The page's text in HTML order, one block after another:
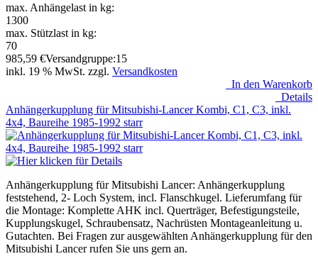
max. Anhängelast in kg:
1300
max. Stützlast in kg:
70
985,59 €Versandgruppe:15
inkl. 19 % MwSt. zzgl. Versandkosten
In den Warenkorb
Details
Anhängerkupplung für Mitsubishi-Lancer Kombi, C1, C3, inkl.
4x4, Baureihe 1985-1992 starr
Anhängerkupplung für Mitsubishi Lancer: Anhängerkupplung
feststehend, 2- Loch System, incl. Flanschkugel. Lieferumfang für
die Montage: Komplette AHK incl. Querträger, Befestigungsteile,
Kupplungskugel, Schraubensatz, Nachrüsten Montageanleitung u.
Gutachten. Bei Fragen zur ausgewählten Anhängerkupplung für den
Mitsubishi Lancer rufen Sie uns gern an.